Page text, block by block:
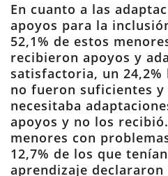
En cuanto a las
apoyos para la
52,1% de estos
recibieron apoyos y
satisfactoria, un
no fueron suficientes y
necesitaba
apoyos y no los
menores con
12,7% de los que
aprendizaje declararon